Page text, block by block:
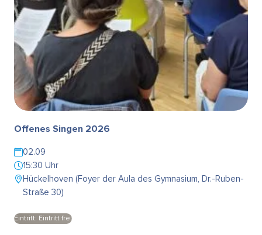
Offenes Singen 2026
02.09
15:30 Uhr
Hückelhoven (Foyer der Aula des Gymnasium, Dr.-Ruben-
Straße 30)
Eintritt: Eintritt frei